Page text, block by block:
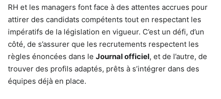
RH et les managers font face à des attentes accrues pour
attirer des candidats compétents tout en respectant les
impératifs de la législation en vigueur. C’est un défi, d’un
côté, de s’assurer que les recrutements respectent les
règles énoncées dans le Journal officiel, et de l’autre, de
trouver des profils adaptés, prêts à s’intégrer dans des
équipes déjà en place.